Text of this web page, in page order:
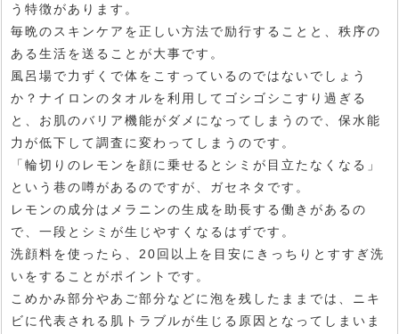
う特徴があります。
毎晩のスキンケアを正しい方法で励行することと、秩序の
ある生活を送ることが大事です。
風呂場で力ずくで体をこすっているのではないでしょう
か？ナイロンのタオルを利用してゴシゴシこすり過ぎる
と、お肌のバリア機能がダメになってしまうので、保水能
力が低下して調査に変わってしまうのです。
「輪切りのレモンを顔に乗せるとシミが目立たなくなる」
という巷の噂があるのですが、ガセネタです。
レモンの成分はメラニンの生成を助長する働きがあるの
で、一段とシミが生じやすくなるはずです。
洗顔料を使ったら、20回以上を目安にきっちりとすすぎ洗
いをすることがポイントです。
こめかみ部分やあご部分などに泡を残したままでは、ニキ
ビに代表される肌トラブルが生じる原因となってしまいま